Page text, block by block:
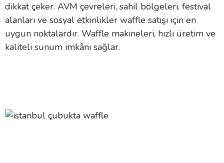
dikkat çeker. AVM çevreleri, sahil bölgeleri, festival
alanları ve sosyal etkinlikler waffle satışı için en
uygun noktalardır. Waffle makineleri, hızlı üretim ve
kaliteli sunum imkânı sağlar.